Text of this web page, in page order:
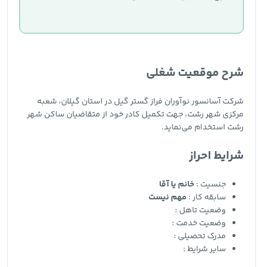
شرح موقعیت شغلی
شرکت آسانسور نوآوران فراز گستر گیل در استان گیلان، شعبه
مرکزی شهر رشت، جهت تکمیل کادر خود از متقاضیان ساکن شهر
رشت استخدام می‌نماید.
شرایط احراز
جنسیت :خانم یا آقا
سابقه کار : مهم نیست
وضعیت تاهل :
وضعیت خدمت :
مدرک تحصیلی :
سایر شرایط :